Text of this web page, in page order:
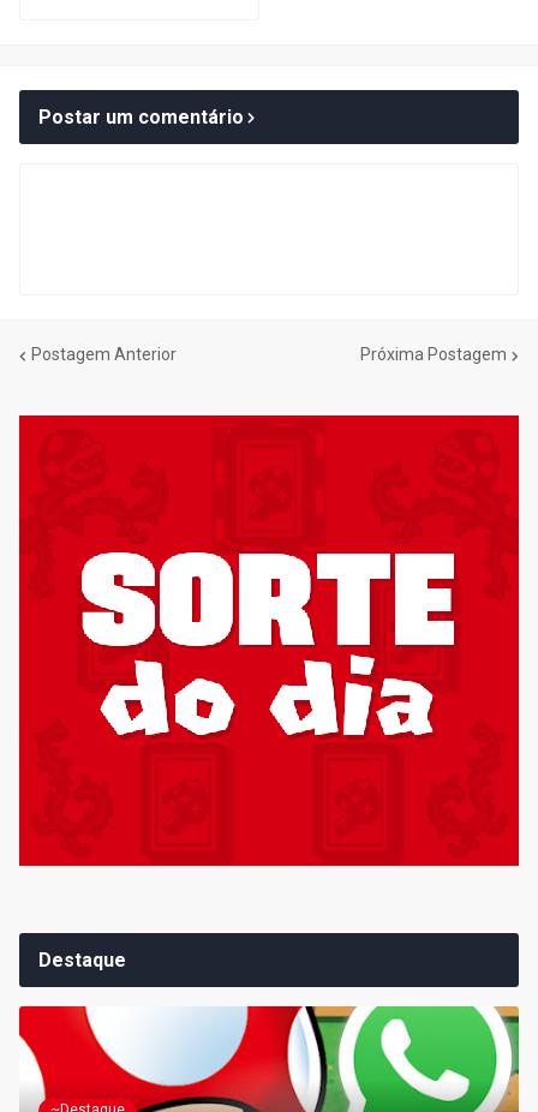
Postar um comentário
Postagem Anterior Próxima Postagem
Destaque